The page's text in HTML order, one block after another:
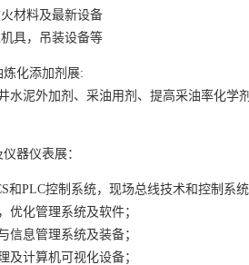
材料及最新设备
具，吊装设备等
化添加剂展:
水泥外加剂、采油用剂、提高采油率化学
器仪表展：
和PLC控制系统，现场总线技术和控制系
优化管理系统及软件；
信息管理系统及装备；
及计算机可视化设备；